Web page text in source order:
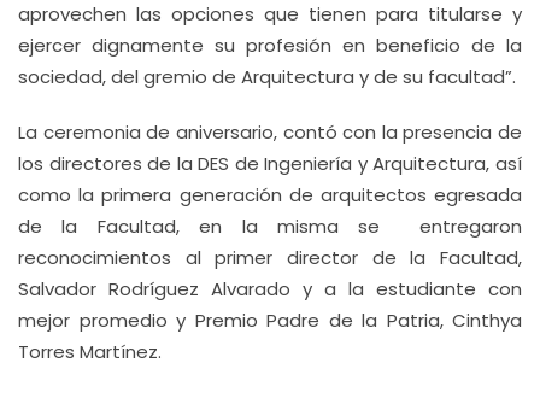
aprovechen las opciones que tienen para titularse y
ejercer dignamente su profesión en beneficio de la
sociedad, del gremio de Arquitectura y de su facultad”.
La ceremonia de aniversario, contó con la presencia de
los directores de la DES de Ingeniería y Arquitectura, así
como la primera generación de arquitectos egresada
de la Facultad, en la misma se entregaron
reconocimientos al primer director de la Facultad,
Salvador Rodríguez Alvarado y a la estudiante con
mejor promedio y Premio Padre de la Patria, Cinthya
Torres Martínez.